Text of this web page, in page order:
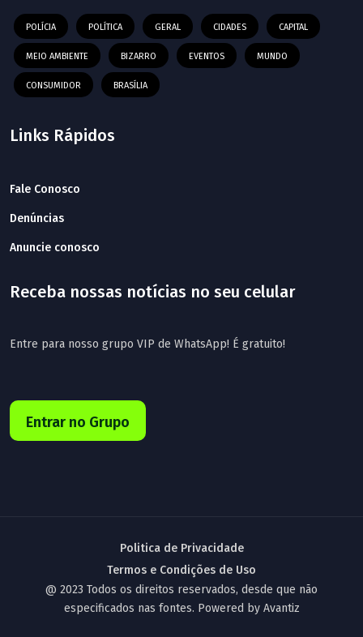
POLÍCIA POLÍTICA GERAL CIDADES CAPITAL
MEIO AMBIENTE BIZARRO EVENTOS MUNDO
CONSUMIDOR BRASÍLIA
Links Rápidos
Fale Conosco
Denúncias
Anuncie conosco
Receba nossas notícias no seu celular
Entre para nosso grupo VIP de WhatsApp! É gratuito!
Entrar no Grupo
@ 2023 Todos os direitos reservados, desde que não
especificados nas fontes. Powered by Avantiz
Politica de Privacidade
Termos e Condições de Uso